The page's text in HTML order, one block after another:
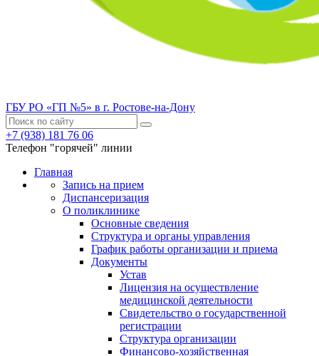
ГБУ РО «ГП №5» в г. Ростове-на-Дону
+7 (938) 181 76 06
Телефон "горячей" линии
Главная
Запись на прием
Диспансеризация
О поликлинике
Основные сведения
Структура и органы управления
График работы организации и приема
Документы
Устав
Лицензия на осуществление
медицинской деятельности
Свидетельство о государственной
регистрации
Структура организации
Финансово-хозяйственная